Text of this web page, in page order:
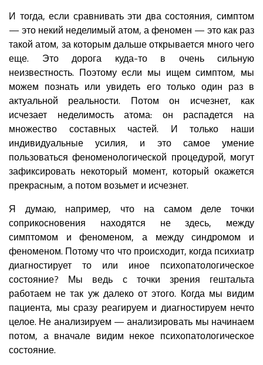
И тогда, если сравнивать эти два состояния, симптом
— это некий неделимый атом, а феномен — это как раз
такой атом, за которым дальше открывается много чего
еще. Это дорога куда-то в очень сильную
неизвестность. Поэтому если мы ищем симптом, мы
можем познать или увидеть его только один раз в
актуальной реальности. Потом он исчезнет, как
исчезает неделимость атома: он распадется на
множество составных частей. И только наши
индивидуальные усилия, и это самое умение
пользоваться феноменологической процедурой, могут
зафиксировать некоторый момент, который окажется
прекрасным, а потом возьмет и исчезнет.
Я думаю, например, что на самом деле точки
соприкосновения находятся не здесь, между
симптомом и феноменом, а между синдромом и
феноменом. Потому что что происходит, когда психиатр
диагностирует то или иное психопатологическое
состояние? Мы ведь с точки зрения гештальта
работаем не так уж далеко от этого. Когда мы видим
пациента, мы сразу реагируем и диагностируем нечто
целое. Не анализируем — анализировать мы начинаем
потом, а вначале видим некое психопатологическое
состояние.